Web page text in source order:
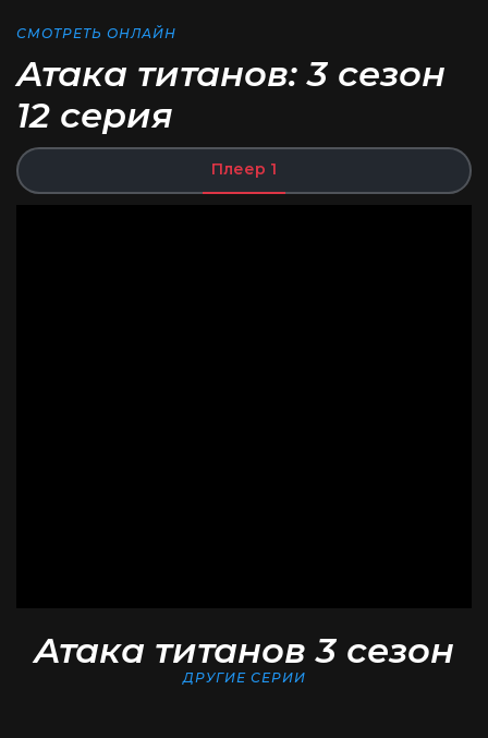
СМОТРЕТЬ ОНЛАЙН
Атака титанов: 3 сезон
12 серия
Плеер 1
Атака титанов 3 сезон
ДРУГИЕ СЕРИИ